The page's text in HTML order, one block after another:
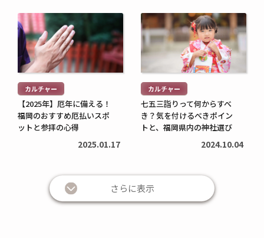
意点をわかりやすく解説
2026.05.12
意点・対処法を解説
2026.04.20
続
き
を
読
む
> カルチャー
【2025年】厄年に備える！
福岡のおすすめ厄払いスポ
ットと参拝の心得
2025.01.17
続
き
を
む
> カルチャー
七五三詣りって何からすべ
き？気を付けるべきポイン
トと、福岡県内の神社選び
2024.10.04
さらに表示